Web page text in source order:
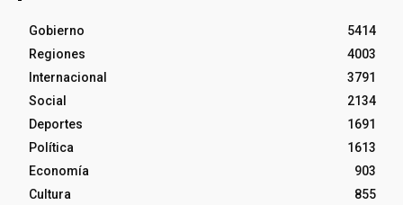
Gobierno
5414
Regiones
4003
Internacional
3791
Social
2134
Deportes
1691
Política
1613
Economía
903
Cultura
855